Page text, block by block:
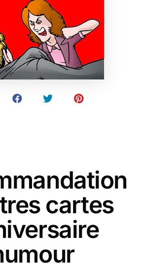
cartes